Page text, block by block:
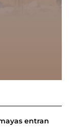
entran